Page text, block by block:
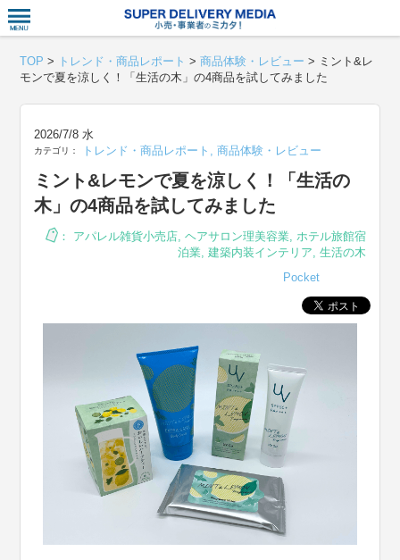
TOP > トレンド・商品レポート >商品体験・レビュー > ミント&レ
モンで夏を涼しく！「生活の木」の4商品を試してみました
2026/7/8 水
カテゴリ： トレンド・商品レポート ,商品体験・レビュー
ミント&レモンで夏を涼しく！「生活の
木」の4商品を試してみました
： アパレル雑貨小売店, ヘアサロン理美容業, ホテル旅館宿
泊業, 建築内装インテリア, 生活の木
Pocket